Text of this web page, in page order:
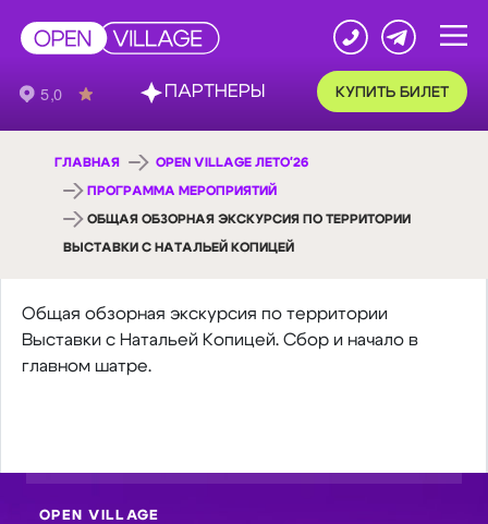
КУПИТЬ БИЛЕТ
ГЛАВНАЯ OPEN VILLAGE ЛЕТО'26
ПРОГРАММА МЕРОПРИЯТИЙ
ОБЩАЯ ОБЗОРНАЯ ЭКСКУРСИЯ ПО ТЕРРИТОРИИ
ВЫСТАВКИ С НАТАЛЬЕЙ КОПИЦЕЙ
Общая обзорная экскурсия по территории
Выставки с Натальей Копицей. Сбор и начало в
главном шатре.
OPEN VILLAGE